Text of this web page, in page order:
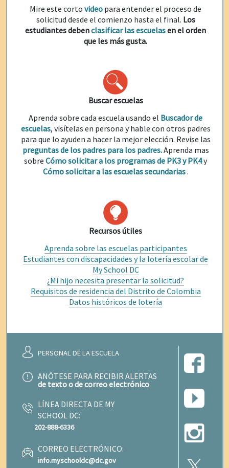
Mire este cortovideo para entender el proceso de
solicitud desde el comienzo hasta el final. Los
estudiantes debenclasificar las escuelasen el orden
que les más gusta.
Buscar escuelas
Aprenda sobre cada escuela usando el Buscador de
escuelas, visítelas en persona y hable con otros padres
para que lo ayuden a hacer la mejor elección. Revise las
preguntas de los padres para los padres.Aprenda mas
sobreCómo solicitar a los programas de PK3 y PK4y
Cómo solicitar a las escuelas secundarias.
Recursos útiles
Aprenda sobre las escuelas participantes
Estudiantes con discapacidades y la lotería escolar de
My School DC
¿Mi hijo necesita presentar la solicitud?
Requisitos de residencia del Distrito de Colombia
Datos históricos de lotería
PERSONAL DE LA ESCUELA
ANÓTESE PARA RECIBIR ALERTAS
de texto o de correo electrónico
LÍNEA DIRECTA DE MY
SCHOOL DC:
202-888-6336
CORREO ELECTRÓNICO:
info.myschooldc@dc.gov